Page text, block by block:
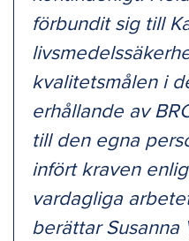
förbundit sig till
kvalitetsmålen i
erhållande av
till den egna
infört kraven
vardagliga
berättar Susanna